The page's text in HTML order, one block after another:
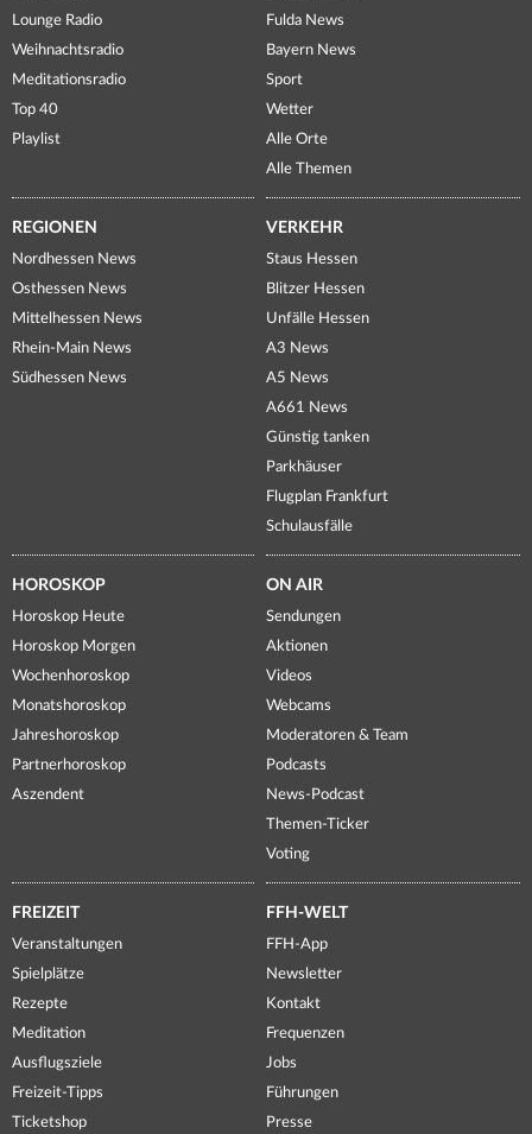
Lounge Radio
Weihnachtsradio
Meditationsradio
Top 40
Playlist
Fulda News
Bayern News
Sport
Wetter
Alle Orte
Alle Themen
REGIONEN
Nordhessen News
Osthessen News
Mittelhessen News
Rhein-Main News
Südhessen News
VERKEHR
Staus Hessen
Blitzer Hessen
Unfälle Hessen
A3 News
A5 News
A661 News
Günstig tanken
Parkhäuser
Flugplan Frankfurt
Schulausfälle
HOROSKOP
Horoskop Heute
Horoskop Morgen
Wochenhoroskop
Monatshoroskop
Jahreshoroskop
Partnerhoroskop
Aszendent
ON AIR
Sendungen
Aktionen
Videos
Webcams
Moderatoren & Team
Podcasts
News-Podcast
Themen-Ticker
Voting
FREIZEIT
Veranstaltungen
Spielplätze
Rezepte
Meditation
Ausflugsziele
Freizeit-Tipps
Ticketshop
FFH-WELT
FFH-App
Newsletter
Kontakt
Frequenzen
Jobs
Führungen
Presse